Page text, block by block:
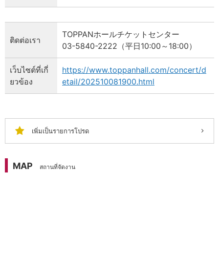
ติดต่อเรา
TOPPANホールチケットセンター
03-5840-2222（平日10:00～18:00）
เว็บไซต์ที่เกี่
ยวข้อง
https://www.toppanhall.com/concert/d
etail/202510081900.html
เพิ่มเป็นรายการโปรด
MAP สถานที่จัดงาน